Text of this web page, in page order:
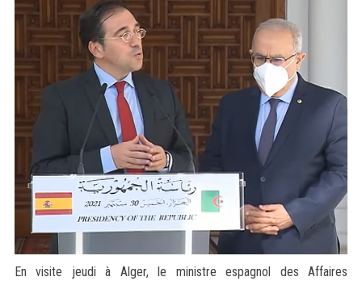
En visite jeudi à Alger, le ministre espagnol des Affaires